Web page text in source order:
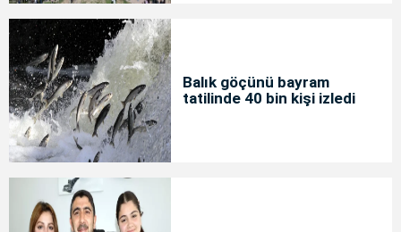
Balık göçünü bayram
tatilinde 40 bin kişi izledi